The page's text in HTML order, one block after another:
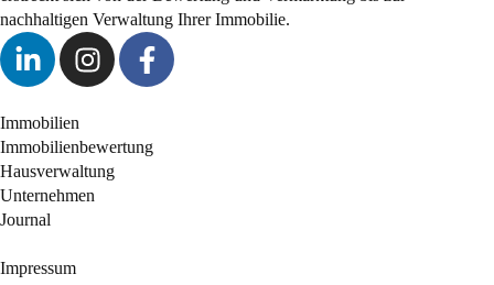
nachhaltigen Verwaltung Ihrer Immobilie.
Immobilien
Immobilienbewertung
Hausverwaltung
Unternehmen
Journal
Impressum